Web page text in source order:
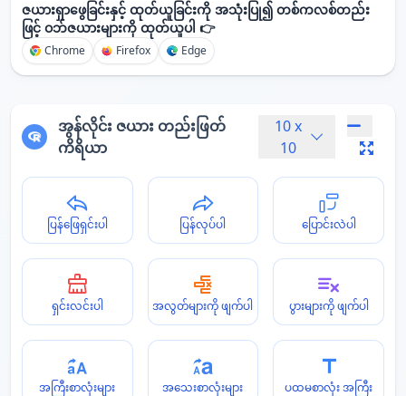
ဇယားရှာဖွေခြင်းနှင့် ထုတ်ယူခြင်းကို အသုံးပြု၍ တစ်ကလစ်တည်း
ဖြင့် ဝဘ်ဇယားများကို ထုတ်ယူပါ 👉
Chrome Firefox Edge
အွန်လိုင်း ဇယား တည်းဖြတ်
ကိရိယာ
10 x
10
ပြန်ဖြေရှင်းပါ ပြန်လုပ်ပါ ပြောင်းလဲပါ
ရှင်းလင်းပါ အလွတ်များကို ဖျက်ပါ ပွားများကို ဖျက်ပါ
အကြီးစာလုံးများ အသေးစာလုံးများ ပထမစာလုံး အကြီး